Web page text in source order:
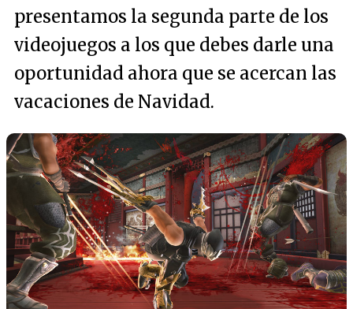
presentamos la segunda parte de los
videojuegos a los que debes darle una
oportunidad ahora que se acercan las
vacaciones de Navidad.